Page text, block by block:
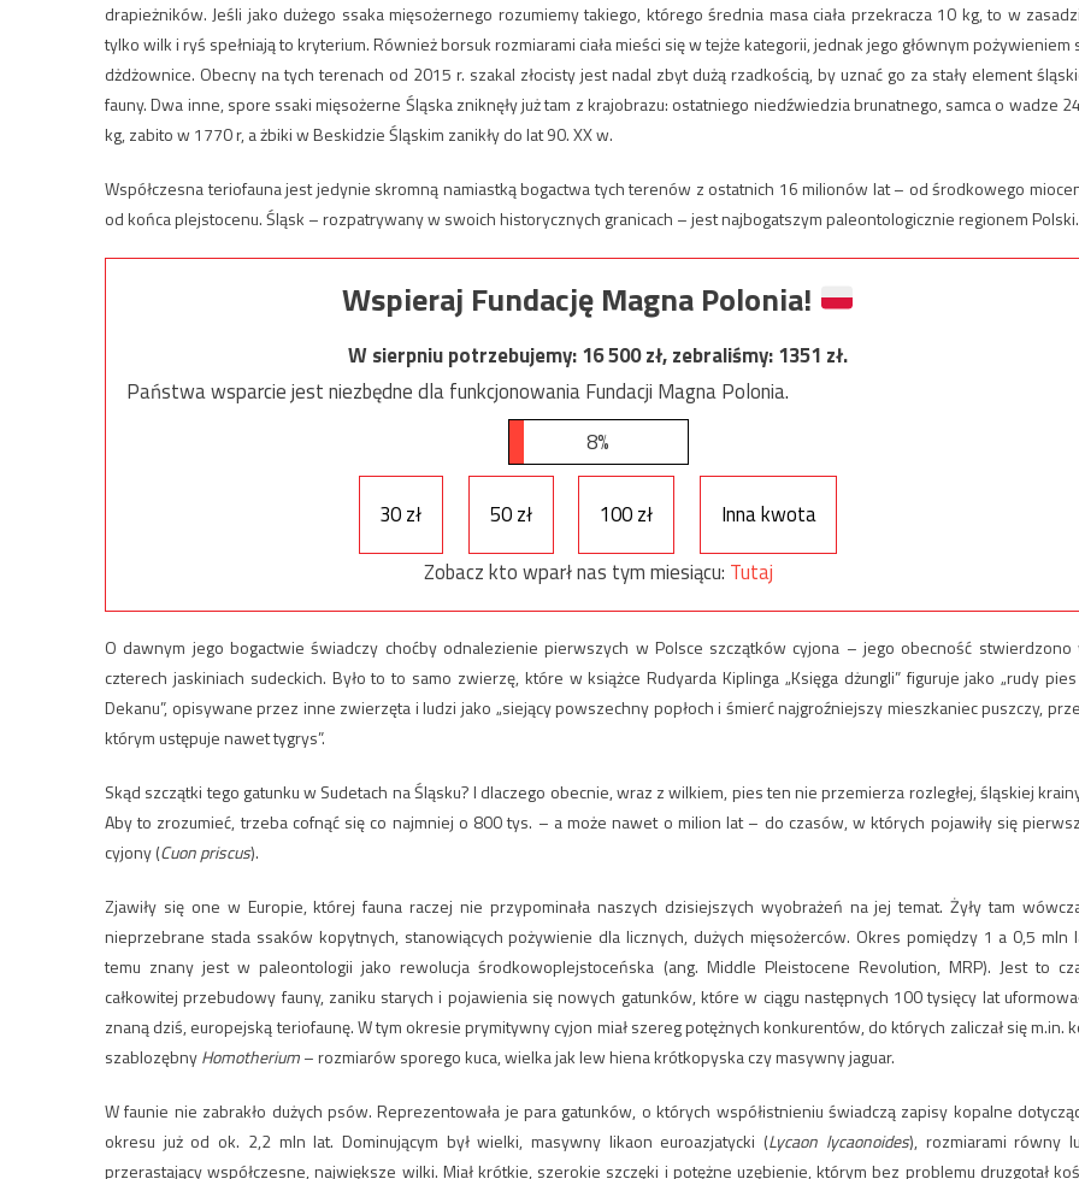
drapieżników. Jeśli jako dużego ssaka mięsożernego rozumiemy takiego, którego średnia masa ciała przekracza 10 kg, to w
tylko wilk i ryś spełniają to kryterium. Również borsuk rozmiarami ciała mieści się w tejże kategorii, jednak jego głównym pożywieniem
dżdżownice. Obecny na tych terenach od 2015 r. szakal złocisty jest nadal zbyt dużą rzadkością, by uznać go za stały element
fauny. Dwa inne, spore ssaki mięsożerne Śląska zniknęły już tam z krajobrazu: ostatniego niedźwiedzia brunatnego, samca o wadze
kg, zabito w 1770 r, a żbiki w Beskidzie Śląskim zanikły do lat 90. XX w.
Współczesna teriofauna jest jedynie skromną namiastką bogactwa tych terenów z ostatnich 16 milionów lat – od środkowego
od końca plejstocenu. Śląsk – rozpatrywany w swoich historycznych granicach – jest najbogatszym paleontologicznie regionem Polski.
Wspieraj Fundację Magna Polonia!
W sierpniu potrzebujemy:16 500zł, zebraliśmy:1351 zł.
Państwa wsparcie jest niezbędne dla funkcjonowania Fundacji Magna Polonia.
8%
30 zł 50 zł 100 zł
Inna kwota
Zobacz kto wparł nas tym miesiącu: Tutaj
O dawnym jego bogactwie świadczy choćby odnalezienie pierwszych w Polsce szczątków cyjona – jego obecność stwierdzono
czterech jaskiniach sudeckich. Było to to samo zwierzę, które w książce Rudyarda Kiplinga „Księga dżungli” figuruje jako „rudy
Dekanu”, opisywane przez inne zwierzęta i ludzi jako „siejący powszechny popłoch i śmierć najgroźniejszy mieszkaniec puszczy,
którym ustępuje nawet tygrys”.
Skąd szczątki tego gatunku w Sudetach na Śląsku? I dlaczego obecnie, wraz z wilkiem, pies ten nie przemierza rozległej, śląskiej
Aby to zrozumieć, trzeba cofnąć się co najmniej o 800 tys. – a może nawet o milion lat – do czasów, w których pojawiły się
cyjony (Cuon priscus).
Zjawiły się one w Europie, której fauna raczej nie przypominała naszych dzisiejszych wyobrażeń na jej temat. Żyły tam
nieprzebrane stada ssaków kopytnych, stanowiących pożywienie dla licznych, dużych mięsożerców. Okres pomiędzy 1 a 0,5 mln
temu znany jest w paleontologii jako rewolucja środkowoplejstoceńska (ang. Middle Pleistocene Revolution, MRP). Jest to
całkowitej przebudowy fauny, zaniku starych i pojawienia się nowych gatunków, które w ciągu następnych 100 tysięcy lat
znaną dziś, europejską teriofaunę. W tym okresie prymitywny cyjon miał szereg potężnych konkurentów, do których zaliczał się m.in.
szablozębnyHomotherium– rozmiarów sporego kuca, wielka jak lew hiena krótkopyska czy masywny jaguar.
W faunie nie zabrakło dużych psów. Reprezentowała je para gatunków, o których współistnieniu świadczą zapisy kopalne
okresu już od ok. 2,2 mln lat. Dominującym był wielki, masywny likaon euroazjatycki (Lycaon lycaonoides), rozmiarami równy
przerastający współczesne, największe wilki. Miał krótkie, szerokie szczęki i potężne uzębienie, którym bez problemu druzgotał